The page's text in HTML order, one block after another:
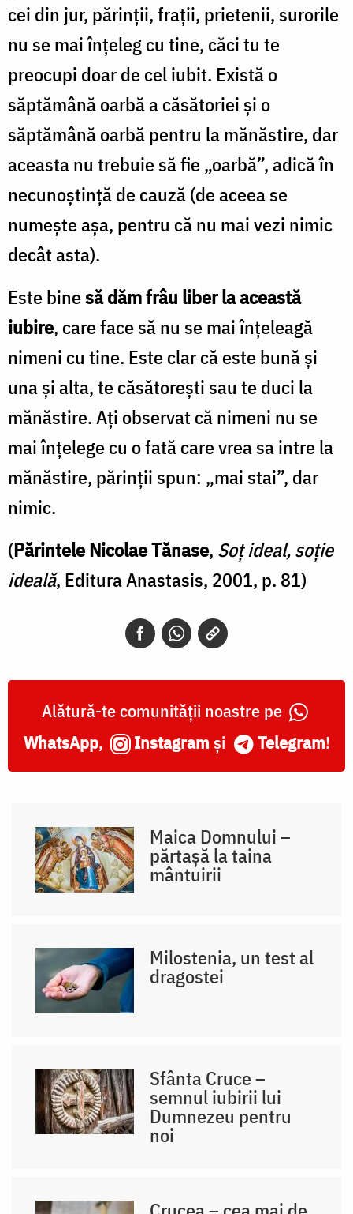
cei din jur, părinții, frații, prietenii, surorile
nu se mai înțeleg cu tine, căci tu te
preocupi doar de cel iubit. Există o
săptămână oarbă a căsătoriei și o
săptămână oarbă pentru la mănăstire, dar
aceasta nu trebuie să fie „oarbă”, adică în
necunoștință de cauză (de aceea se
numește așa, pentru că nu mai vezi nimic
decât asta).
Este binesă dăm frâu liber la această
iubire, care face să nu se mai înțeleagă
nimeni cu tine. Este clar că este bună și
una și alta, te căsătorești sau te duci la
mănăstire. Ați observat că nimeni nu se
mai înțelege cu o fată care vrea sa intre la
mănăstire, părinții spun: „mai stai”, dar
nimic.
(Părintele Nicolae Tănase, Soț ideal, soție
ideală, Editura Anastasis, 2001, p. 81)
Alătură-te comunității noastre pe
WhatsApp, Instagram și Telegram!
Maica Domnului –
părtașă la taina
mântuirii
Milostenia, un test al
dragostei
Sfânta Cruce –
semnul iubirii lui
Dumnezeu pentru
noi